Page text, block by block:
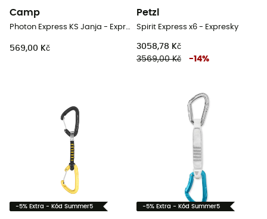
Camp
Photon Express KS Janja - Expresky
569,00 Kč
Petzl
Spirit Express x6 - Expresky
3058,78 Kč
3569,00 Kč
-14%
-5% Extra - Kód Summer5 -5% Extra - Kód Summer5